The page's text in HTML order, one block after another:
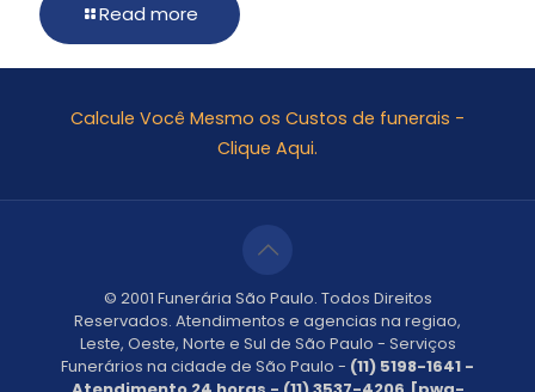
Read more
Calcule Você Mesmo os Custos de funerais -
Clique Aqui.
© 2001 Funerária São Paulo. Todos Direitos
Reservados. Atendimentos e agencias na regiao,
Leste, Oeste, Norte e Sul de São Paulo - Serviços
Funerários na cidade de São Paulo - (11) 5198-1641 -